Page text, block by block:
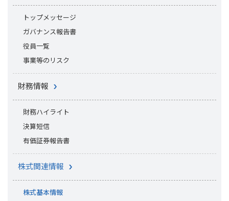
トップメッセージ
ガバナンス報告書
役員一覧
事業等のリスク
財務情報
財務ハイライト
決算短信
有価証券報告書
株式関連情報
株式基本情報